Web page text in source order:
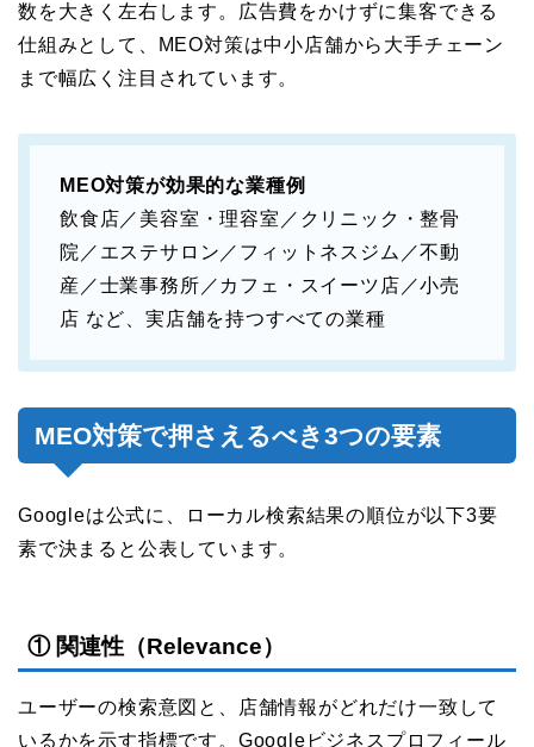
数を大きく左右します。広告費をかけずに集客できる
仕組みとして、MEO対策は中小店舗から大手チェーン
まで幅広く注目されています。
MEO対策が効果的な業種例
飲食店／美容室・理容室／クリニック・整骨
院／エステサロン／フィットネスジム／不動
産／士業事務所／カフェ・スイーツ店／小売
店 など、実店舗を持つすべての業種
MEO対策で押さえるべき3つの要素
Googleは公式に、ローカル検索結果の順位が以下3要
素で決まると公表しています。
① 関連性（Relevance）
ユーザーの検索意図と、店舗情報がどれだけ一致して
いるかを示す指標です。Googleビジネスプロフィール